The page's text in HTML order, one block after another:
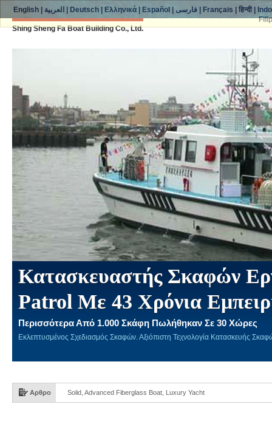
Shing Sheng Fa Boat Building Co., Ltd.
Κατασκευαστής Σκαφών
Patrol Με 43 Χρόνια
Περισσότερα Από 1.000 Σκάφη Πωλήθηκαν Σε 30 Χώρες
Εκλεπτυσμένος Σχεδιασμός Σκαφών. Αξιόπιστη Τεχνολογία Κατασκευής
Αρθρο Solid, Advanced Fiberglass Boat, Luxury Yacht
English| العربية Deutsch| Ελληνικά| Español فارسی| Français हिन्दी|